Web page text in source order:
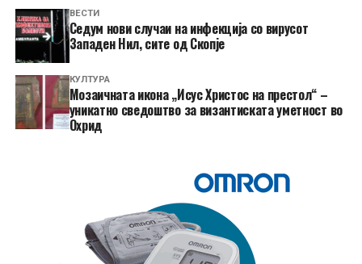
ВЕСТИ
Седум нови случаи на инфекција со вирусот
Западен Нил, сите од Скопје
КУЛТУРА
Мозаичната икона „Исус Христос на престол“ –
уникатно сведоштво за византиската уметност во
Охрид